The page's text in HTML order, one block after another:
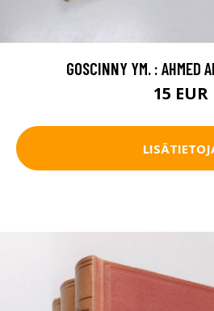
GOSCINNY YM. : AHMED
15 EUR